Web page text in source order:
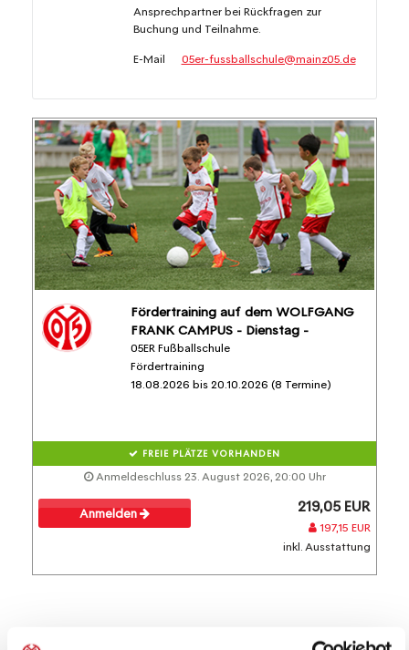
Ansprechpartner bei Rückfragen zur
Buchung und Teilnahme.
E-Mail 05er-fussballschule@mainz05.de
Fördertraining auf dem WOLFGANG
FRANK CAMPUS - Dienstag -
05ER Fußballschule
Fördertraining
18.08.2026 bis 20.10.2026 (8 Termine)
FREIE PLÄTZE VORHANDEN
Anmeldeschluss 23. August 2026, 20:00 Uhr
Anmelden 219,05 EUR
197,15 EUR
inkl. Ausstattung
Diese Veranstaltungen könnten dich auch